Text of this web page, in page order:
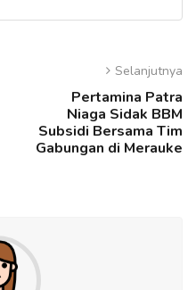
Selanjutnya
Pertamina Patra
Niaga Sidak BBM
Subsidi Bersama Tim
Gabungan di Merauke